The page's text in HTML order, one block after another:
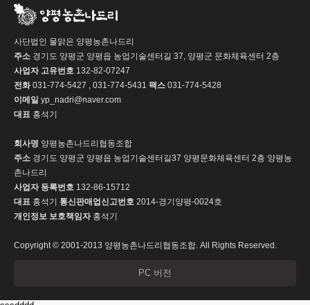
사단법인 물맑은 양평농촌나드리
주소 경기도 양평군 양평읍 농업기술센터길 37, 양평군 문화체육센터 2층
사업자 고유번호 132-82-07247
전화031-774-5427 , 031-774-5431 팩스 031-774-5428
이메일 yp_nadri@naver.com
대표 홍석기
회사명 양평농촌나드리협동조합
주소 경기도 양평군 양평읍 농업기술센터길37 양평문화체육센터 2층 양평농
촌나드리
사업자 등록번호 132-86-15712
대표 홍석기 통신판매업신고번호 2014-경기양평-0024호
개인정보 보호책임자홍석기
Copyright © 2001-2013 양평농촌나드리협동조합. All Rights Reserved.
PC 버전